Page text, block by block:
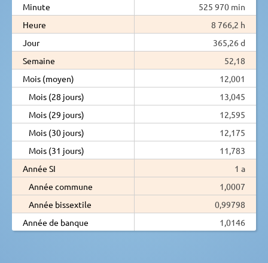
Minute
525 970 min
Heure
8 766,2 h
Jour
365,26 d
Semaine
52,18
Mois (moyen)
12,001
Mois (28 jours)
13,045
Mois (29 jours)
12,595
Mois (30 jours)
12,175
Mois (31 jours)
11,783
Année SI
1 a
Année commune
1,0007
Année bissextile
0,99798
Année de banque
1,0146